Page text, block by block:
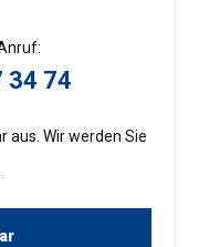
34 74
aus. Wir werden Sie